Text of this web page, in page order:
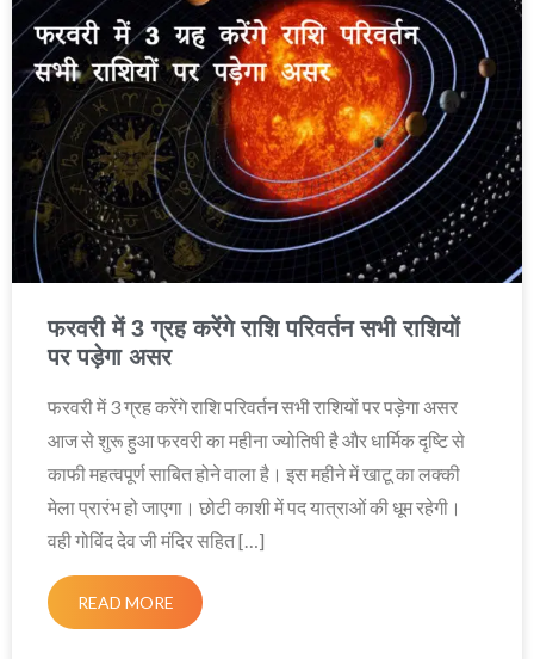
फरवरी में 3 ग्रह करेंगे राशि परिवर्तन सभी राशियों
पर पड़ेगा असर
फरवरी में 3 ग्रह करेंगे राशि परिवर्तन सभी राशियों पर पड़ेगा असर
आज से शुरू हुआ फरवरी का महीना ज्योतिषी है और धार्मिक दृष्टि से
काफी महत्वपूर्ण साबित होने वाला है। इस महीने में खाटू का लक्की
मेला प्रारंभ हो जाएगा। छोटी काशी में पद यात्राओं की धूम रहेगी।
वही गोविंद देव जी मंदिर सहित […]
READ MORE